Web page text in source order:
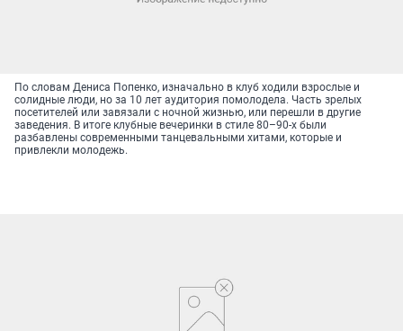
По словам Дениса Попенко, изначально в клуб ходили взрослые и
солидные люди, но за 10 лет аудитория помолодела. Часть зрелых
посетителей или завязали с ночной жизнью, или перешли в другие
заведения. В итоге клубные вечеринки в стиле 80–90-х были
разбавлены современными танцевальными хитами, которые и
привлекли молодежь.